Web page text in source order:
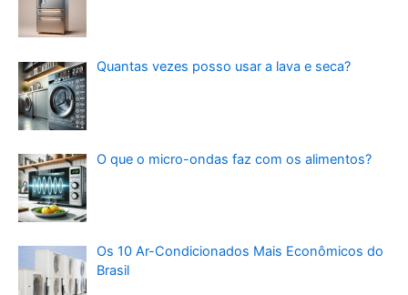
Quantas vezes posso usar a lava e seca?
O que o micro-ondas faz com os alimentos?
Os 10 Ar-Condicionados Mais Econômicos do
Brasil